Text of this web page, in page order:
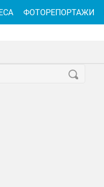
ФОТОРЕПОРТАЖИ